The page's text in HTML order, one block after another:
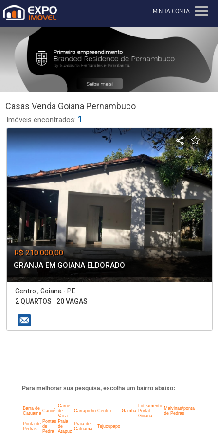
MINHA CONTA
Casas Venda Goiana Pernambuco
Imóveis encontrados: 1
R$ 210.000,00
GRANJA EM GOIANA ELDORADO
Centro , Goiana - PE
2 QUARTOS | 20 VAGAS
Para melhorar sua pesquisa, escolha um bairro abaixo:
Barra de
Catuama Canoé
Carne
de
Vaca
Carrapicho Centro Gamba
Loteamento
Portal
Goiana
Malvinas/ponta
de Pedras
Ponta de
Pedras
Pontas
de
Pedra
Praia
de
Atapuz
Praia de
Catuama
Tejucupapo